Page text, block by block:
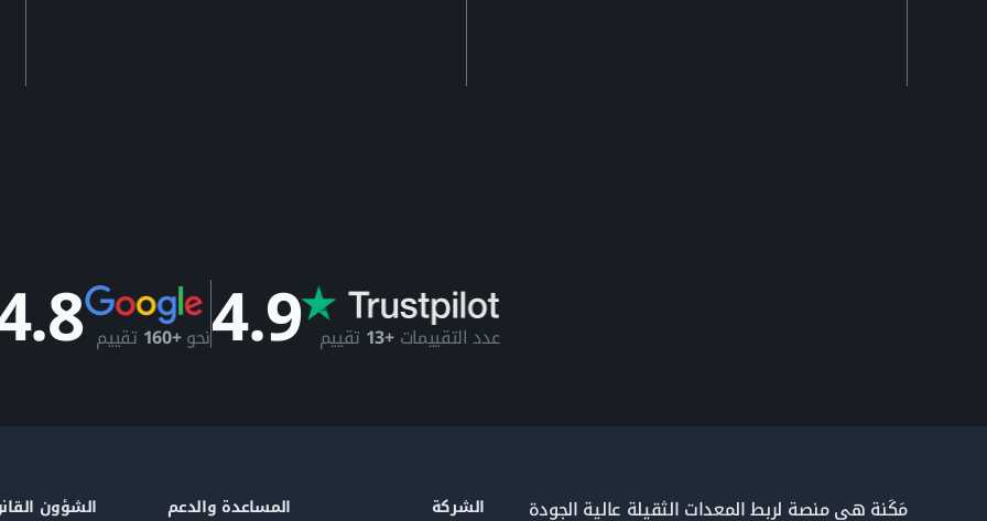
عدد التقييمات+13 تقييم 4.9نحو+160 تقييم
مَكَنة هي منصة لربط المعدات الثقيلة عالية الجودة الشركة المساعدة والدعم الشؤون